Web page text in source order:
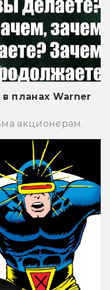
планах Warner
акционерам.